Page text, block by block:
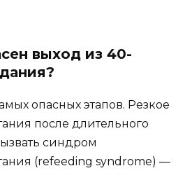
выход из 40-
опасных этапов. Резкое
после длительного
синдром
(refeeding syndrome) —